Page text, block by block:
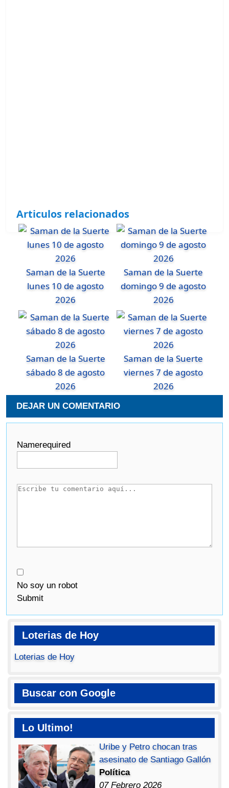
Articulos relacionados
Saman de la Suerte
lunes 10 de agosto
2026
Saman de la Suerte
domingo 9 de agosto
2026
Saman de la Suerte
sábado 8 de agosto
2026
Saman de la Suerte
viernes 7 de agosto
2026
DEJAR UN COMENTARIO
Namerequired
No soy un robot
Submit
Loterias de Hoy
Loterias de Hoy
Buscar con Google
Lo Ultimo!
Uribe y Petro chocan tras
asesinato de Santiago Gallón
Política
07 Febrero 2026